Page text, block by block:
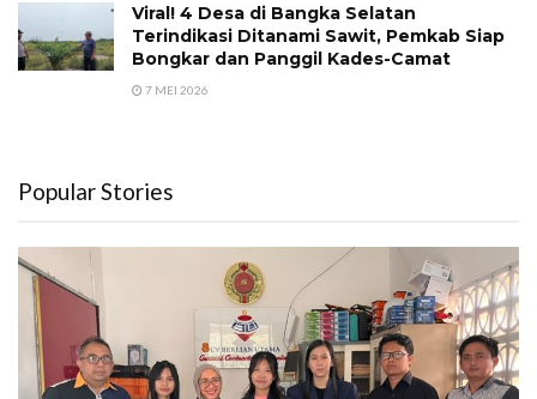
Viral! 4 Desa di Bangka Selatan
Terindikasi Ditanami Sawit, Pemkab Siap
Bongkar dan Panggil Kades-Camat
7 MEI 2026
Popular Stories